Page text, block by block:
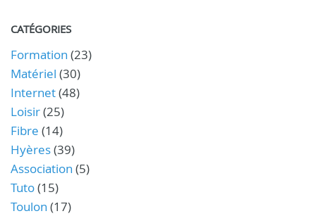
CATÉGORIES
Formation (23)
Matériel (30)
Internet(48)
Loisir(25)
Fibre (14)
Hyères(39)
Association (5)
Tuto(15)
Toulon (17)